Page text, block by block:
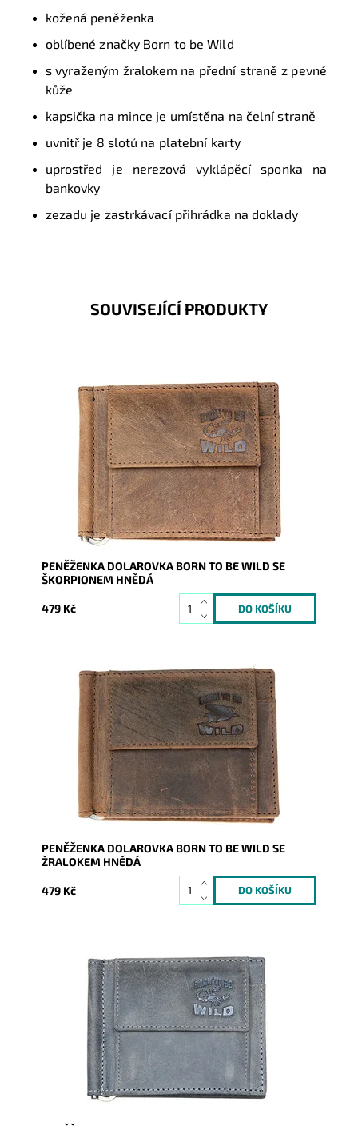
kožená peněženka
oblíbené značky Born to be Wild
s vyraženým žralokem na přední straně z pevné
kůže
kapsička na mince je umístěna na čelní straně
uvnitř je 8 slotů na platební karty
uprostřed je nerezová vyklápěcí sponka na
bankovky
zezadu je zastrkávací přihrádka na doklady
SOUVISEJÍCÍ PRODUKTY
Velmi oblíbená, pevná, odolná pánská kožená
peněženka dolarovka "doprovází" muže každý den.
Dostupnost:
Skladem
7636
Značka:
Wild
Záruka:
2 roky
PENĚŽENKA DOLAROVKA BORN TO BE WILD SE
ŠKORPIONEM HNĚDÁ
479 Kč
Velmi oblíbená, pevná, odolná pánská kožená
peněženka dolarovka "doprovází" muže každý den.
Dostupnost:
Skladem
7637
Značka:
Wild
2 roky
PENĚŽENKA DOLAROVKA BORN TO BE WILD SE
ŽRALOKEM HNĚDÁ
479 Kč
Velmi oblíbená, pevná, odolná pánská kožená
peněženka dolarovka "doprovází" muže každý den.
Dostupnost:
Skladem
7639
Wild
2 roky